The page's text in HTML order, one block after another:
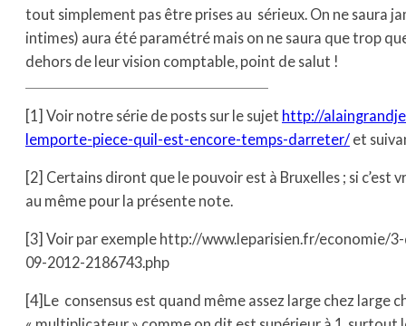
tout simplement pas être prises au sérieux. On ne saura
intimes) aura été paramétré mais on ne saura que trop
dehors de leur vision comptable, point de salut !
[1] Voir notre série de posts sur le sujet http://
lemporte-piece-quil-est-encore-temps-darreter/ et
[2] Certains diront que le pouvoir est à Bruxelles ; si
au même pour la présente note.
[3] Voir par exemple http://www.leparisien.fr/
09-2012-2186743.php
[4]Le consensus est quand même assez large chez large